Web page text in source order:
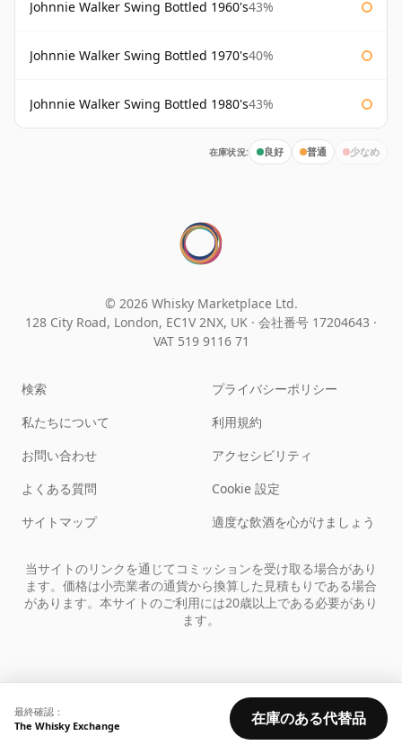
Johnnie Walker Swing Bottled 1960's43%
Johnnie Walker Swing Bottled 1970's40%
Johnnie Walker Swing Bottled 1980's43%
在庫状況: 良好 普通 少なめ
最終確認：
The Whisky Exchange
在庫のある代替品
© 2026 Whisky Marketplace Ltd.
128 City Road, London, EC1V 2NX, UK · 会社番号 17204643 ·
VAT 519 9116 71
検索
私たちについて
お問い合わせ
よくある質問
サイトマップ
プライバシーポリシー
利用規約
アクセシビリティ
Cookie 設定
適度な飲酒を心がけましょう
当サイトのリンクを通じてコミッションを受け取る場合があり
ます。価格は小売業者の通貨から換算した見積もりである場合
があります。本サイトのご利用には20歳以上である必要があり
ます。